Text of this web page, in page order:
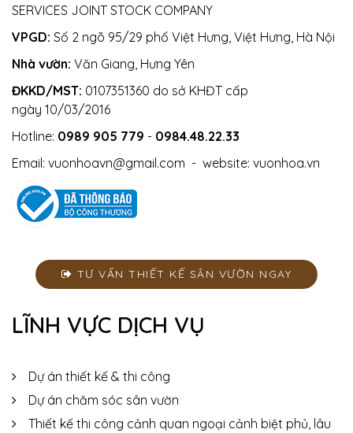
SERVICES JOINT STOCK COMPANY
VPGD: Số 2 ngõ 95/29 phố Việt Hưng, Việt Hưng, Hà Nội
Nhà vườn: Văn Giang, Hưng Yên
ĐKKD/MST: 0107351360 do sở KHĐT cấp
ngày 10/03/2016
Hotline: 0989 905 779 - 0984.48.22.33
Email: vuonhoavn@gmail.com - website: vuonhoa.vn
TƯ VẤN THIẾT KẾ SÂN VƯỜN NGAY
LĨNH VỰC DỊCH VỤ
Dự án thiết kế & thi công
Dự án chăm sóc sân vườn
Thiết kế thi công cảnh quan ngoại cảnh biệt phủ, lâu